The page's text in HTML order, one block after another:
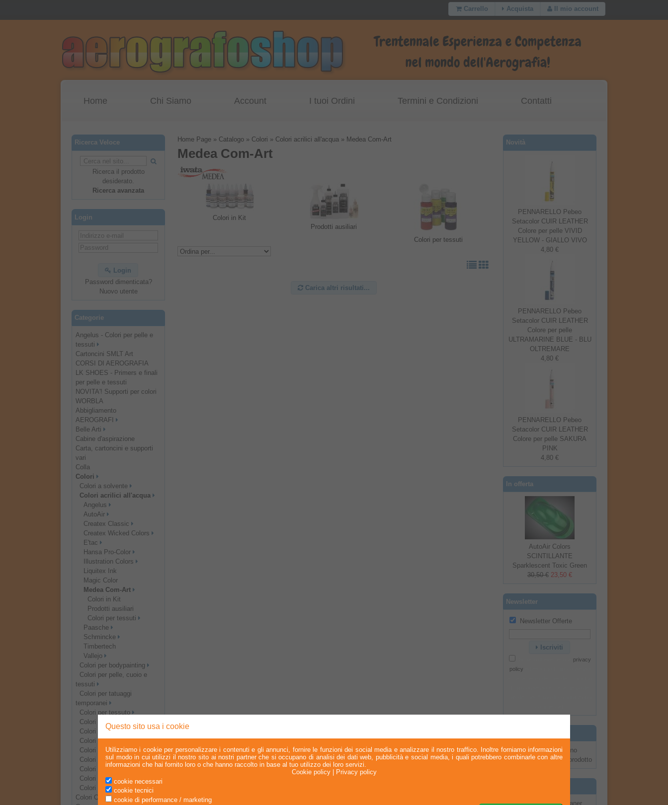
Carrello Acquista Il mio account
Home Chi Siamo Account I tuoi Ordini Termini e Condizioni Contatti
Ricerca Veloce
Ricerca il prodotto
desiderato.
Ricerca avanzata
Login
Login
Password dimenticata?
Nuovo utente
Categorie
Angelus - Colori per pelle e
tessuti
Cartoncini SMLT Art
CORSI DI AEROGRAFIA
LK SHOES - Primers e finali
per pelle e tessuti
NOVITA'! Supporti per colori
WORBLA
Abbigliamento
AEROGRAFI
Belle Arti
Cabine d'aspirazione
Carta, cartoncini e supporti
vari
Colla
Colori
Colori a solvente
Colori acrilici all'acqua
Angelus
AutoAir
Createx Classic
Createx Wicked Colors
E'tac
Hansa Pro-Color
Illustration Colors
Liquitex Ink
Magic Color
Medea Com-Art
Colori in Kit
Prodotti ausiliari
Colori per tessuti
Paasche
Schmincke
Timbertech
Vallejo
Colori per bodypainting
Colori per pelle, cuoio e
tessuti
Colori per tatuaggi
temporanei
Colori per tessuto
Colori per trucco
Colori e finiture speciali
Colori in grandi formati
Colori in kit
Colori per fondi spray
Colori per modellismo
Colori per pinstriping
Colori per vetro
Colori Citadel
Home Page» Catalogo» Colori » Colori acrilici all'acqua» Medea Com-Art
Medea Com-Art
Colori in Kit
Prodotti ausiliari
Colori per tessuti
Carica altri risultati...
Novità
PENNARELLO Pebeo
Setacolor CUIR LEATHER
Colore per pelle VIVID
YELLOW - GIALLO VIVO
4,80 €
PENNARELLO Pebeo
Setacolor CUIR LEATHER
Colore per pelle
ULTRAMARINE BLUE - BLU
OLTREMARE
4,80 €
PENNARELLO Pebeo
Setacolor CUIR LEATHER
Colore per pelle SAKURA
PINK
4,80 €
In offerta
AutoAir Colors
SCINTILLANTE
Sparklescent Toxic Green
30,50 € 23,50 €
Newsletter
Newsletter Offerte
Iscriviti
privacy
policy
Al momento non ci sono
recensioni su questo prodotto
Iwata Airbrush Cleaner
Questo sito usa i cookie
Utilizziamo i cookie per personalizzare i contenuti e gli annunci, fornire le funzioni dei social media e analizzare il nostro traffico. Inoltre forniamo informazioni
sul modo in cui utilizzi il nostro sito ai nostri partner che si occupano di analisi dei dati web, pubblicità e social media, i quali potrebbero combinarle con altre
informazioni che hai fornito loro o che hanno raccolto in base al tuo utilizzo dei loro servizi.
Cookie policy|
Privacy policy
cookie necessari
cookie tecnici
cookie di performance / marketing